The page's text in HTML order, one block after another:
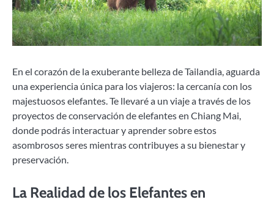
En el corazón de la exuberante belleza de Tailandia, aguarda
una experiencia única para los viajeros: la cercanía con los
majestuosos elefantes. Te llevaré a un viaje a través de los
proyectos de conservación de elefantes en Chiang Mai,
donde podrás interactuar y aprender sobre estos
asombrosos seres mientras contribuyes a su bienestar y
preservación.
La Realidad de los Elefantes en